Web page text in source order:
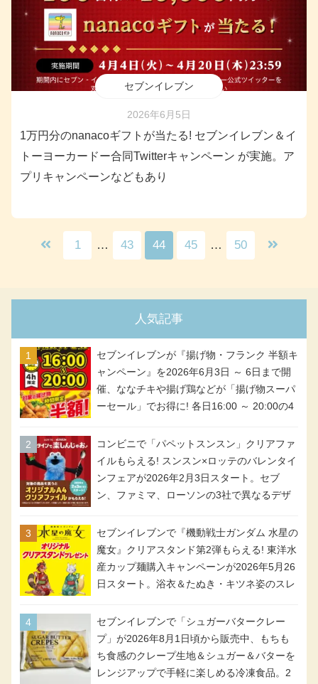
セブンイレブン
2026年6月5日
1万円分のnanacoギフトが当たる! セブンイレブン＆イ
トーヨーカードー合同Twitterキャンペーン が実施。ア
プリキャンペーンなどもあり
1 … 43 44 45 … 50
人気記事
セブンイレブンが『揚げ物・フランク 半額キ
ャンペーン』を2026年6月3日 ～ 6日まで開
催、ななチキや揚げ鶏などが「揚げ物スーパ
ーセール」でお得に! 各日16:00 ～ 20:00の4
アメリカンドッグが税抜き69円!
コンビニで「パペットスンスン」クリアファ
イルもらえる! スンスン×ロッテのバレンタイ
ンフェアが2026年2月3日スタート。セブ
ン、ファミマ、ローソンの3社で異なるデザ
セブンイレブンで『機動戦士ガンダム 水星の
魔女』クリアスタンド第2弾もらえる! 東洋水
産カップ麺購入キャンペーンが2026年5月26
日スタート。浴衣＆たぬき・キツネ姿のスレ
号・5号) / シャディクが全6種のクリアスタ
ンドになって登場!
セブンイレブンで「シュガーバタークレー
プ」が2026年8月1日頃から販売中、もちも
ち食感のクレープ生地＆シュガー＆バターを
レンジアップで手軽に楽しめる冷凍食品。2